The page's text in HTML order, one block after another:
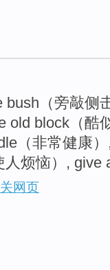
bush（旁敲侧
old block（酷
（非常健康
人烦恼）, give
网页